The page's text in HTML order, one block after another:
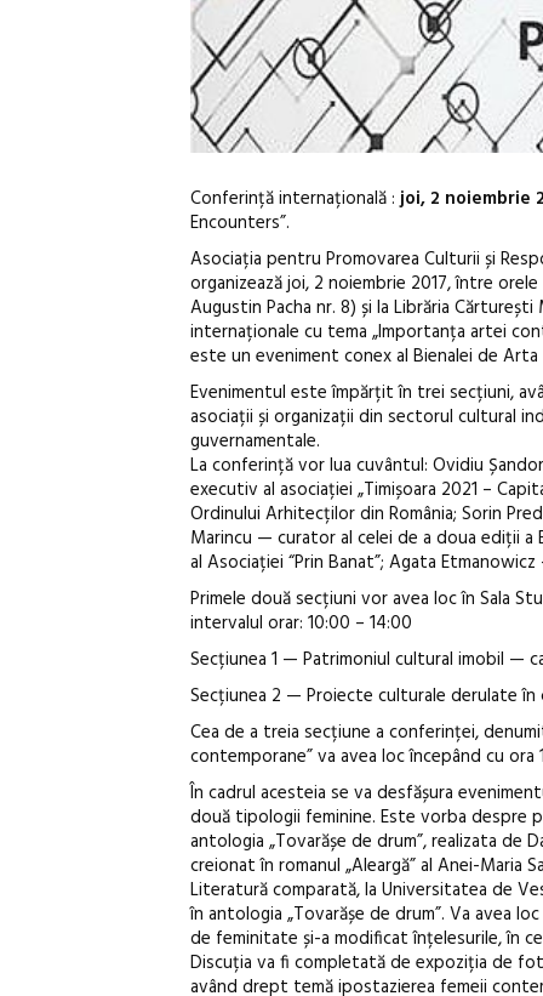
Conferință internațională :joi, 2 noiembrie
Encounters”.
Asociația pentru Promovarea Culturii și
organizează joi, 2 noiembrie 2017, între
Augustin Pacha nr. 8) și la Librăria
internaționale cu tema „Importanța artei
este un eveniment conex al Bienalei de
Evenimentul este împărțit în trei secțiuni,
asociații și organizații din sectorul cultural
guvernamentale.
La conferință vor lua cuvântul: Ovidiu
executiv al asociației „Timișoara 2021 –
Ordinului Arhitecților din România; Sorin
Marincu — curator al celei de a doua ediții
al Asociației “Prin Banat”; Agata
Primele două secțiuni vor avea loc în Sala
intervalul orar: 10:00 – 14:00
Secțiunea 1 — Patrimoniul cultural imobil —
Secțiunea 2 — Proiecte culturale derulate în
Cea de a treia secțiune a conferinței,
contemporane” va avea loc începând cu
În cadrul acesteia se va desfășura
două tipologii feminine. Este vorba despre
antologia „Tovarășe de drum”, realizata de
creionat în romanul „Aleargă” al Anei-
Literatură comparată, la Universitatea de
în antologia „Tovarășe de drum”. Va avea
de feminitate și-a modificat înțelesurile, în
Discuția va fi completată de expoziția de
având drept temă ipostazierea femeii